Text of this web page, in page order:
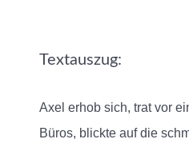
Textauszug:
Axel erhob sich, trat vor
Büros, blickte auf die